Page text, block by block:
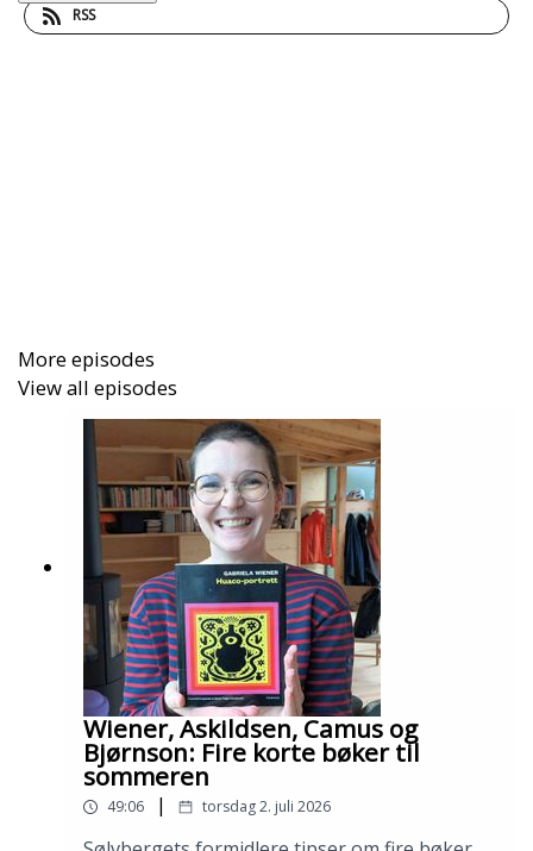
RSS
More episodes
View all episodes
Wiener, Askildsen, Camus og
Bjørnson: Fire korte bøker til
sommeren
49:06 | torsdag 2. juli 2026